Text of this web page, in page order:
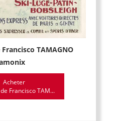
TAMAGNO
Acheter
Francisco TAM...